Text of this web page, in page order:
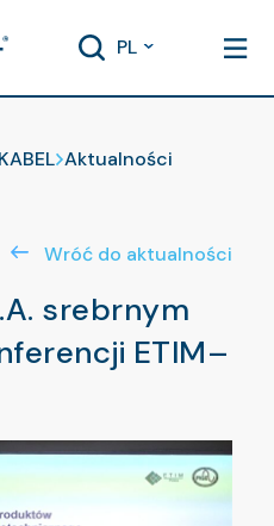
PL
Aktualności
srebrnym
ETIM–
Wróć do aktualności